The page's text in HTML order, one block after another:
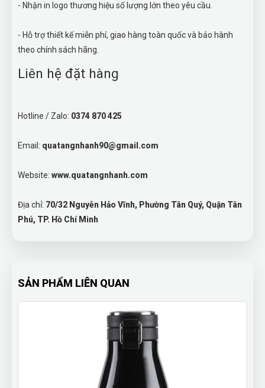
- Nhận in logo thương hiệu số lượng lớn theo yêu cầu.
- Hỗ trợ thiết kế miễn phí, giao hàng toàn quốc và bảo hành
theo chính sách hãng.
Liên hệ đặt hàng
Hotline / Zalo: 0374 870 425
Email: quatangnhanh90@gmail.com
Website: www.quatangnhanh.com
Địa chỉ: 70/32 Nguyễn Hảo Vĩnh, Phường Tân Quý, Quận Tân
Phú, TP. Hồ Chí Minh
SẢN PHẨM LIÊN QUAN